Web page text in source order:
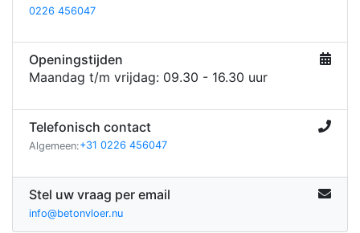
0226 456047
Openingstijden
Maandag t/m vrijdag: 09.30 - 16.30 uur
Telefonisch contact
+31 0226 456047
Algemeen:
Stel uw vraag per email
info@betonvloer.nu